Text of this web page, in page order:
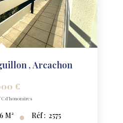
,Arcachon
€
d'honoraires
M² Réf : 2575